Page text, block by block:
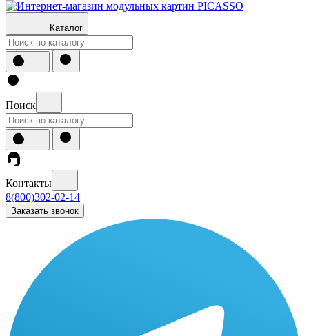
Каталог
Поиск
Контакты
8(800)302-02-14
Заказать звонок